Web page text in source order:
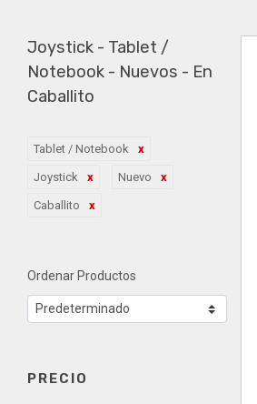
Joystick - Tablet /
Notebook - Nuevos - En
Caballito
Tablet / Notebook
Joystick Nuevo
Caballito
Ordenar Productos
PRECIO